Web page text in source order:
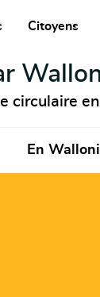
Citoyens
circulaire
En